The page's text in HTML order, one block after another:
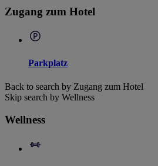
Zugang zum Hotel
Parkplatz
Back to search by Zugang zum Hotel
Skip search by Wellness
Wellness